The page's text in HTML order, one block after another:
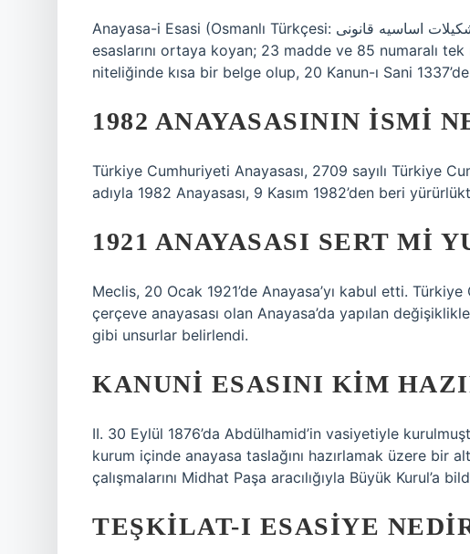
Anayasa-i Esasi (Osmanlı Türkçesi: تشکیلات اساسیه قانونى) veya 1921 Anayasası, 1924 Anayasası’nın
esaslarını ortaya koyan; 23 madde ve 85 numaralı
niteliğinde kısa bir belge olup, 20 Kanun-ı Sani
1982 ANAYASASININ ISMI
Türkiye Cumhuriyeti Anayasası, 2709 sayılı Türkiye
adıyla 1982 Anayasası, 9 Kasım 1982’den beri
1921 ANAYASASI SERT MI
Meclis, 20 Ocak 1921’de Anayasa’yı kabul etti.
çerçeve anayasası olan Anayasa’da yapılan
gibi unsurlar belirlendi.
KANUNI ESASINI KIM
II. 30 Eylül 1876’da Abdülhamid’in vasiyetiyle
kurum içinde anayasa taslağını hazırlamak üzere bir
çalışmalarını Midhat Paşa aracılığıyla Büyük Kurul’a
TEŞKILAT-I ESASIYE